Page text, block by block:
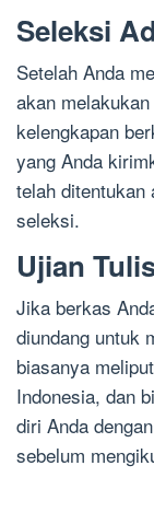
Seleksi
Setelah Anda
akan
kelengkapan
yang Anda
telah ditentukan
seleksi.
Ujian
Jika berkas
diundang untuk
biasanya
Indonesia, dan
diri Anda
sebelum